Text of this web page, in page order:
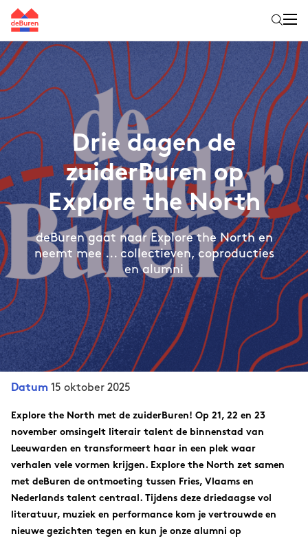
Drie dagen de
zuiderBuren op
Explore the North
deBuren gaat naar Explore the North en
neemt mee ... collectieven, coproducties
en alumni
Datum 15 oktober 2025
Explore the North met de zuiderBuren! Op 21, 22 en 23
november omsingelt literair talent de binnenstad van
Leeuwarden en transformeert haar in een plek waar
verhalen vele vormen krijgen. Explore the North zet samen
met deBuren de ontmoeting tussen Fries, Vlaams en
Nederlands talent centraal. Tijdens deze driedaagse vol
literatuur, muziek en performance kom je vertrouwde en
nieuwe gezichten tegen en kun je onze alumni op